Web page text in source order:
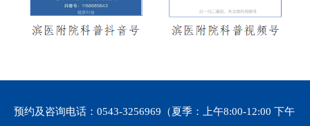
预约及咨询电话： 0543-3256969 （夏季：上午8:00-12:00 下午